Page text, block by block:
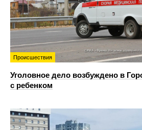
Происшествия
Уголовное дело возбуждено в
с ребенком